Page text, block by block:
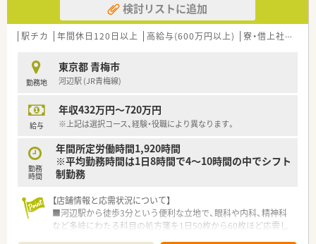
【こんな方にオススメ】
■ 週末や祝日の休みを確保し、趣味や家族との時間を大切にし
たいというライフスタイルの方に最適です。
いたいと考えている方に非常に合っています。
■ 異動がなく、一つの地域に定着して患者様や医療機関との信
頼関係を築きたいと望む方へ特におすすめします。
検討リストに追加
駅チカ 年間休日120日以上 高給与(600万円以上) 寮・借上社宅あり
勤務地
東京都 青梅市
河辺駅 (JR青梅線)
給与
年収432万円～720万円
※上記は選択コース、経験・役職により異なります。
勤務
時間
年間所定労働時間1,920時間
※平均勤務時間は1日8時間で4～10時間の中でシフト
制勤務
【店舗情報と応需状況について】
■河辺駅から徒歩3分という便利な立地で、眼科や内科、精神科
など多岐にわたる科目の処方箋を1日50枚から60枚ほど応需し